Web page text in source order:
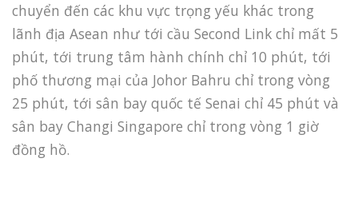
chuyển đến các khu vực trọng yếu khác trong
lãnh địa Asean như tới cầu Second Link chỉ mất 5
phút, tới trung tâm hành chính chỉ 10 phút, tới
phố thương mại của Johor Bahru chỉ trong vòng
25 phút, tới sân bay quốc tế Senai chỉ 45 phút và
sân bay Changi Singapore chỉ trong vòng 1 giờ
đồng hồ.